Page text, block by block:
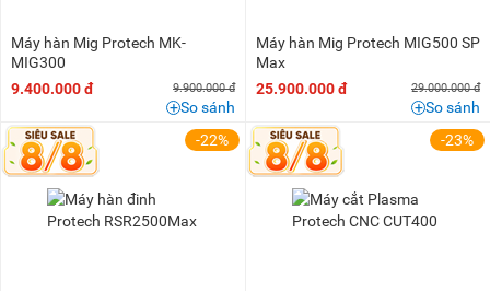
Máy hàn Mig Protech MK-
MIG300
9.400.000 đ
9.900.000 đ
So sánh
Máy hàn Mig Protech MIG500 SP
Max
25.900.000 đ
29.000.000 đ
So sánh
-22%
-23%